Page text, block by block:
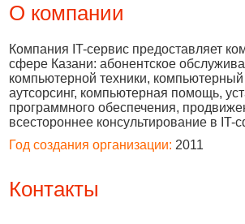
О компании
Компания IT-сервис предоставляет
сфере Казани: абонентское
компьютерной техники, компьютерный
аутсорсинг, компьютерная помощь,
программного обеспечения,
всестороннее консультирование в IT-
Год создания организации: 2011
Контакты